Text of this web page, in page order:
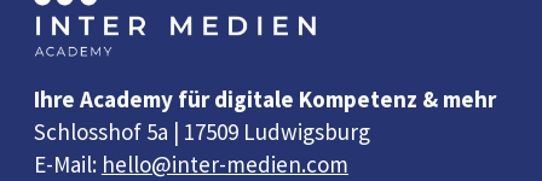
Ihre Academy für digitale Kompetenz & mehr
Schlosshof 5a | 17509 Ludwigsburg
E-Mail: hello@inter-medien.com